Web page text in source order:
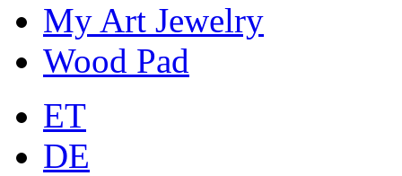
My Art Jewelry
Wood Pad
ET
DE